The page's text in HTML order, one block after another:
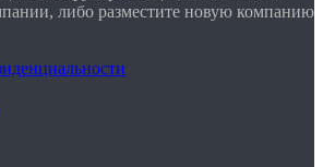
либо разместите новую компанию